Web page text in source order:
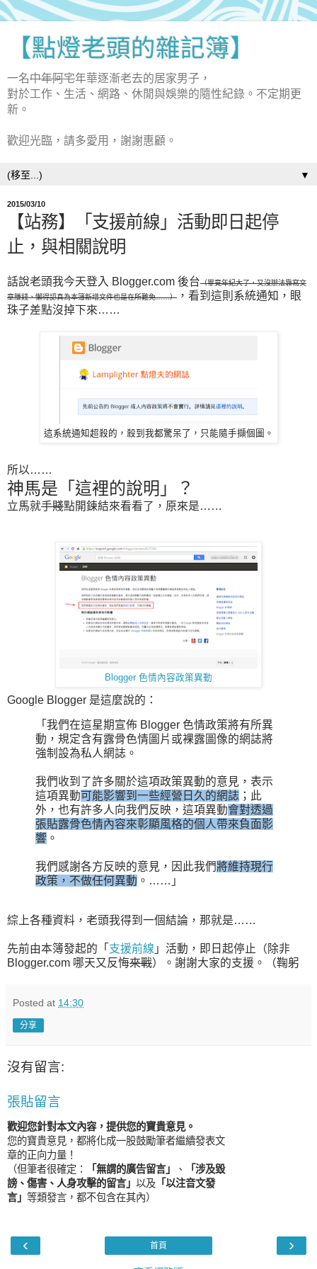
【點燈老頭的雜記簿】
一名中年阿宅年華逐漸老去的居家男子，
對於工作、生活、網路、休閒與娛樂的隨性紀錄。不定期更
新。
歡迎光臨，請多愛用，謝謝惠顧。
▼
2015/03/10
【站務】「支援前線」活動即日起停
止，與相關說明
話說老頭我今天登入 Blogger.com 後台（畢竟年紀大了，又沒辦法靠寫文
章賺錢，懶得認真為本簿新增文件也是在所難免……） ，看到這則系統通知，眼
珠子差點沒掉下來……
這系統通知超殺的，殺到我都驚呆了，只能隨手擷個圖。
所以……
神馬是「這裡的說明」？
立馬就手賤點開鍊結來看看了，原來是……
Blogger 色情內容政策異動
Google Blogger 是這麼說的：
「我們在這星期宣佈 Blogger 色情政策將有所異
動，規定含有露骨色情圖片或裸露圖像的網誌將
強制設為私人網誌。
我們收到了許多關於這項政策異動的意見，表示
這項異動可能影響到一些經營日久的網誌 ；此
外，也有許多人向我們反映，這項異動會對透過
張貼露骨色情內容來彰顯風格的個人帶來負面影
響 。
我們感謝各方反映的意見，因此我們將維持現行
政策，不做任何異動 。……」
綜上各種資料，老頭我得到一個結論，那就是……
先前由本簿發起的「 支援前線 」活動，即日起停止（除非
Blogger.com 哪天又反悔來戰）。謝謝大家的支援。（鞠躬
Posted at 14:30
分享
沒有留言:
張貼留言
歡迎您針對本文內容，提供您的寶貴意見。
您的寶貴意見，都將化成一股鼓勵筆者繼續發表文
章的正向力量！
（但筆者很確定：
「無謂的廣告留言」 、
「涉及毀
謗、傷害、人身攻擊的留言」 以及 「以注音文發
言」 等類發言，都不包含在其內）
‹ ›
首頁